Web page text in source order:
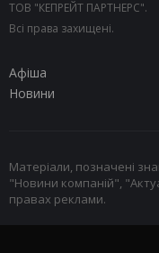
ТОВ "КЕПРЕЙТ ПАРТНЕРС".
Всі права захищені.
Афіша
Новини
Матеріали, позначені
"Новини компаній",
правах реклами.